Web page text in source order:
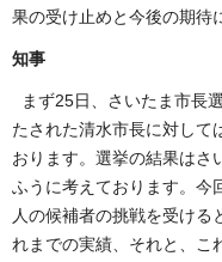
果の受け止めと今後の期待
知事
まず25日、さいたま市長
たされた清水市長に対して
おります。選挙の結果はさ
ふうに考えております。今
人の候補者の挑戦を受ける
れまでの実績、それと、こ